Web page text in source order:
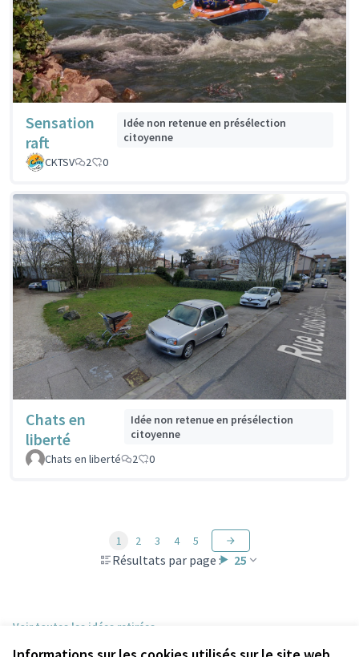
Sensation
raft
Idée non retenue en présélection
citoyenne
CKTSV
2 0
Chats en
liberté
Idée non retenue en présélection
citoyenne
Chats en liberté
2 0
Résultats par page : 25
1 2 3 4 5
Voir toutes les idées retirées